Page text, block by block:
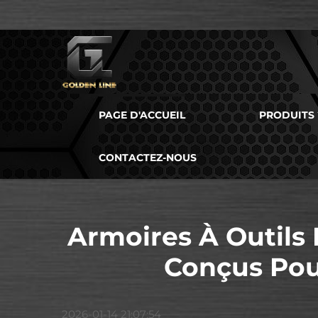
PAGE D'ACCUEIL PRODUITS
CONTACTEZ-NOUS
Armoires À Outils
Conçus
2026-01-14 21:07:54